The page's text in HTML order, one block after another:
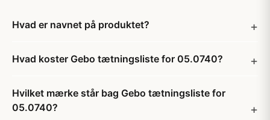
Hvad er navnet på produktet?
Hvad koster Gebo tætningsliste for 05.0740?
Hvilket mærke står bag Gebo tætningsliste for
05.0740?